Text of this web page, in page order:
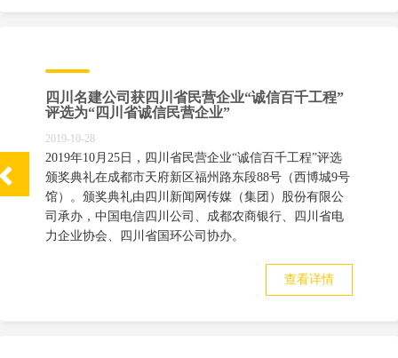
四川名建公司获四川省民营企业“诚信百千工程”
评选为“四川省诚信民营企业”
2019-10-28
2019年10月25日，四川省民营企业“诚信百千工程”评选
颁奖典礼在成都市天府新区福州路东段88号（西博城9号
馆）。颁奖典礼由四川新闻网传媒（集团）股份有限公
司承办，中国电信四川公司、成都农商银行、四川省电
力企业协会、四川省国环公司协办。
查看详情